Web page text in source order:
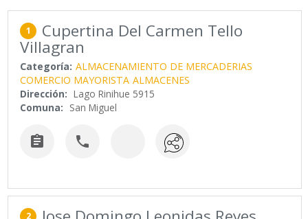
1 Cupertina Del Carmen Tello
Villagran
Categoría: ALMACENAMIENTO DE MERCADERIAS
COMERCIO MAYORISTA ALMACENES
Dirección: Lago Rinihue 5915
Comuna: San Miguel
 
2